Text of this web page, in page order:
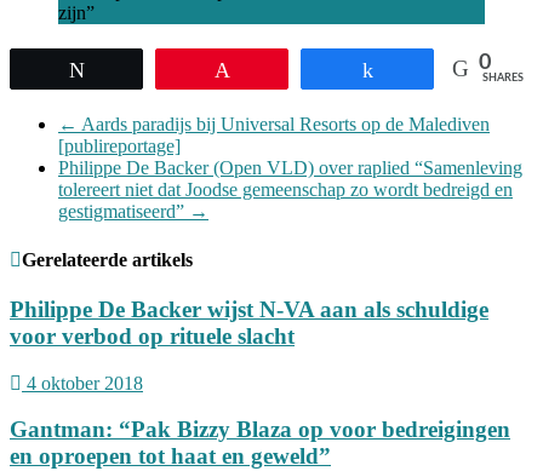
zijn”
0
SHARES
← Aards paradijs bij Universal Resorts op de Malediven
[publireportage]
Philippe De Backer (Open VLD) over raplied “Samenleving
tolereert niet dat Joodse gemeenschap zo wordt bedreigd en
gestigmatiseerd” →
Gerelateerde artikels
Philippe De Backer wijst N-VA aan als schuldige
voor verbod op rituele slacht
4 oktober 2018
Gantman: “Pak Bizzy Blaza op voor bedreigingen
en oproepen tot haat en geweld”